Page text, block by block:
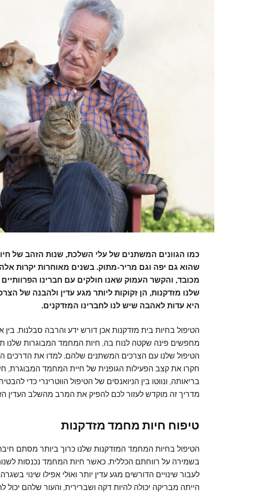
כמו הגוונים המשתנים של עלי השלכת, שנות הזהב של
שהוא גם יפה וגם מריר-מתוק. בשנים מאוחרות יקרות
מכובד, והקשר העמוק שאנו חולקים עם חברינו
שלנו מזדקנות, הן זקוקות ליותר מגע עדין ולהבנה של
היא עדות לאהבה שיש לנו לחברינו המזדקנים.
הטיפול בחיות בית מזדקנות אכן דורש ידע והרבה סבלנות.
מחפשים פינה שקטה לנוח בה, חיות המחמד המבוגרות שלנו
הטיפול שלנו עם הצרכים המשתנים שלהם. למדו את הדרכים
חקרו את קצב הפעילות הגופנית של חיית המחמד המבוגרת,
בריאותה, ונווטו בין הניואנסים של הטיפול הווטרינרי כדי
מדריך זה מוקדש לעזור לכם להפיק את המרב מהשלב העדין
טיפוח חיות מחמד מזדקנות
הטיפול בחיות המחמד המזדקנות שלנו כרוך ביותר מסתם
בשמירה על רווחתם הכללית. כאשר חיות המחמד נכנסות
לעבור שינויים הדורשים מגע עדין יותר ואולי אפילו שינוי
הייתה מבריקה יכולה להיות דקה ושברירית, והעור שלהם יכול